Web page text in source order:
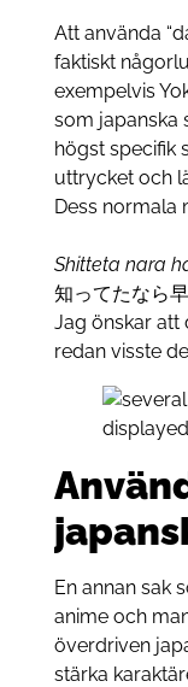
Att använda
faktiskt
exempelvis
som japanska
högst specifik
uttrycket och
Dess normala
Shitteta nara
知ってたなら
Jag önskar att
redan visste
En annan sak
anime och
överdriven
stärka